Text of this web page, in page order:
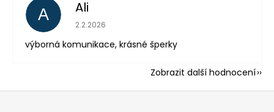
A Ali
Hodnocení obchodu je 5 z 5 hvězdiček.
2.2.2026
výborná komunikace, krásné šperky
Zobrazit další hodnocení
Z